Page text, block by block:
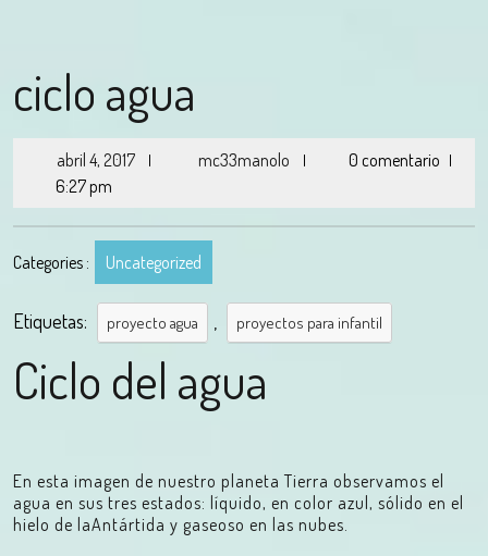
ciclo agua
abril 4, 2017 | mc33manolo | 0 comentario |
6:27 pm
Categories : Uncategorized
Etiquetas: proyecto agua proyectos para infantil
Ciclo del agua
En esta imagen de nuestro planeta Tierra observamos el
agua en sus tres estados: líquido, en color azul, sólido en el
hielo de laAntártida y gaseoso en las nubes.